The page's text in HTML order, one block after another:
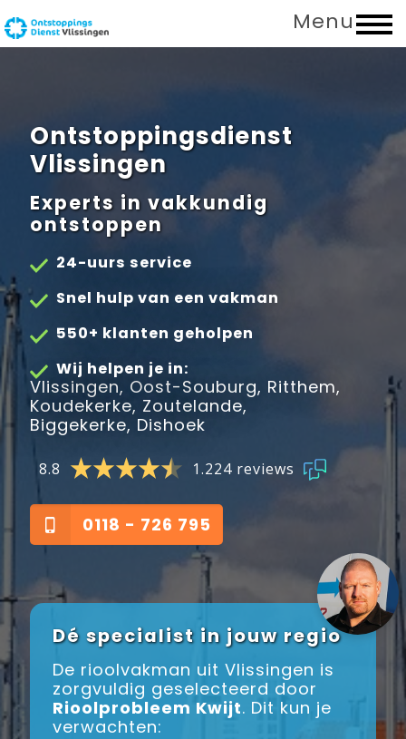
Menu
Ontstoppingsdienst
Vlissingen
Experts in vakkundig
ontstoppen
24-uurs service
Snel hulp van een vakman
550+ klanten geholpen
Wij helpen je in:
Vlissingen, Oost-Souburg, Ritthem,
Koudekerke, Zoutelande,
Biggekerke, Dishoek
8.8 1.224 reviews
0118 - 726 795
Dé specialist in jouw regio
De rioolvakman uit Vlissingen is
zorgvuldig geselecteerd door
Rioolprobleem Kwijt. Dit kun je
verwachten: